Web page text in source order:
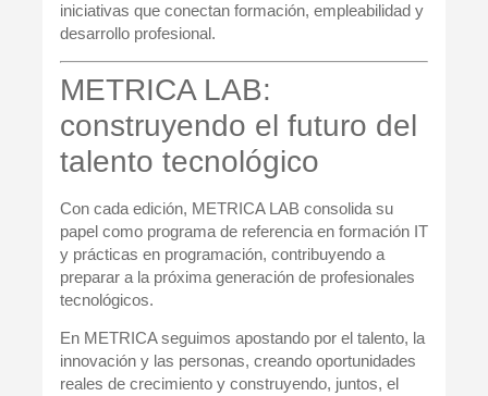
iniciativas que conectan formación, empleabilidad y
desarrollo profesional.
METRICA LAB:
construyendo el futuro del
talento tecnológico
Con cada edición, METRICA LAB consolida su
papel como programa de referencia en formación IT
y prácticas en programación, contribuyendo a
preparar a la próxima generación de profesionales
tecnológicos.
En METRICA seguimos apostando por el talento, la
innovación y las personas, creando oportunidades
reales de crecimiento y construyendo, juntos, el